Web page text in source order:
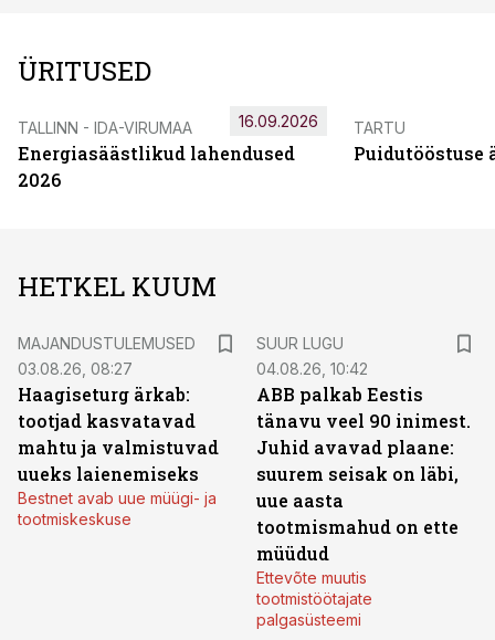
ÜRITUSED
TALLINN - IDA-VIRUMAA
Energiasäästlikud lahendused
2026
16.09.2026 TARTU
Puidutööstuse
HETKEL KUUM
MAJANDUSTULEMUSED
03.08.26, 08:27
Haagiseturg ärkab:
tootjad kasvatavad
mahtu ja valmistuvad
uueks laienemiseks
Bestnet avab uue müügi- ja
tootmiskeskuse
SUUR LUGU
04.08.26, 10:42
ABB palkab Eestis
tänavu veel 90 inimest.
Juhid avavad plaane:
suurem seisak on läbi,
uue aasta
tootmismahud on ette
müüdud
Ettevõte muutis
tootmistöötajate
palgasüsteemi